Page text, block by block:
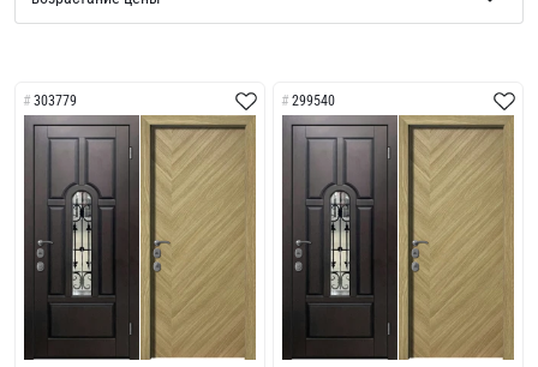
303779 299540